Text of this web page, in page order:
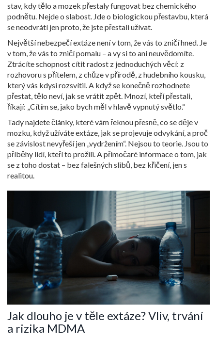
stav, kdy tělo a mozek přestaly fungovat bez chemického
podnětu. Nejde o slabost. Jde o biologickou přestavbu, která
se neodvrátí jen proto, že jste přestali užívat.
Největší nebezpečí extáze není v tom, že vás to zničí hned. Je
v tom, že vás to zničí pomalu – a vy si to ani neuvědomíte.
Ztrácíte schopnost cítit radost z jednoduchých věcí: z
rozhovoru s přítelem, z chůze v přírodě, z hudebního kousku,
který vás kdysi rozsvítil. A když se konečně rozhodnete
přestat, tělo neví, jak se vrátit zpět. Mnozí, kteří přestali,
říkají: „Cítím se, jako bych měl v hlavě vypnutý světlo.“
Tady najdete články, které vám řeknou přesně, co se děje v
mozku, když užíváte extáze, jak se projevuje odvykání, a proč
se závislost nevyřeší jen „vydržením“. Nejsou to teorie. Jsou to
příběhy lidí, kteří to prožili. A přímočaré informace o tom, jak
se z toho dostat – bez falešných slibů, bez křičení, jen s
realitou.
Jak dlouho je v těle extáze? Vliv, trvání
a rizika MDMA